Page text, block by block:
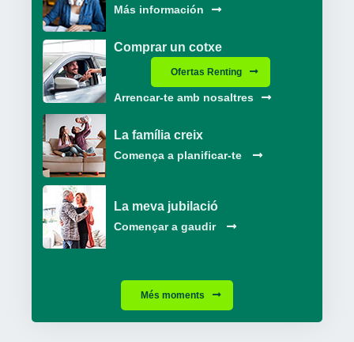
Más información
Comprar un cotxe
Ofertas Renting
Arrencar-te amb nosaltres
La família creix
Comença a planificar-te
La meva jubilació
Començar a gaudir
Més moments